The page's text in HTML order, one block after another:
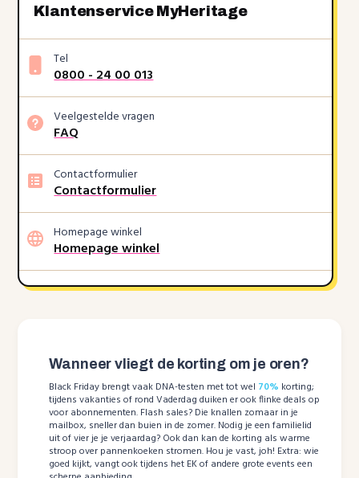
Klantenservice MyHeritage
Tel
0800 - 24 00 013
Veelgestelde vragen
FAQ
Contactformulier
Contactformulier
Homepage winkel
Homepage winkel
Wanneer vliegt de korting om je oren?
Black Friday brengt vaak DNA-testen met tot wel 70% korting;
tijdens vakanties of rond Vaderdag duiken er ook flinke deals op
voor abonnementen. Flash sales? Die knallen zomaar in je
mailbox, sneller dan buien in de zomer. Nodig je een familielid
uit of vier je je verjaardag? Ook dan kan de korting als warme
stroop over pannenkoeken stromen. Hou je vast, joh! Extra: wie
goed kijkt, vangt ook tijdens het EK of andere grote events een